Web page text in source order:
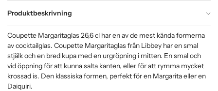
Produktbeskrivning
Coupette Margaritaglas 26,6 cl har en av de mest kända formerna
av cocktailglas. Coupette Margaritaglas från Libbey har en smal
stjälk och en bred kupa med en urgröpning i mitten. En smal och
vid öppning för att kunna salta kanten, eller för att rymma mycket
krossad is. Den klassiska formen, perfekt för en Margarita eller en
Daiquiri.